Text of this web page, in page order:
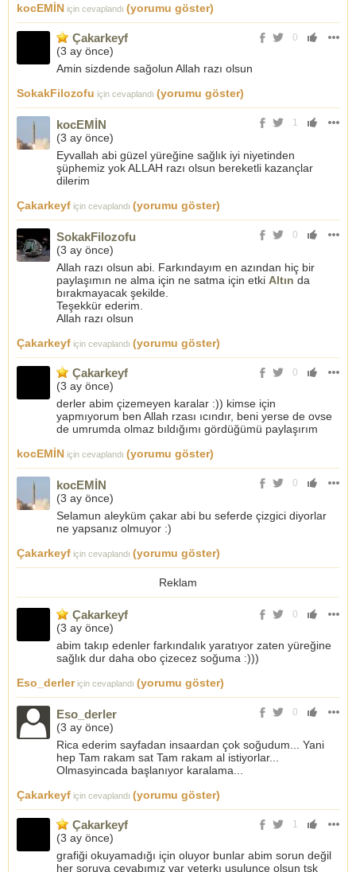
kocEMİN için cevaplandı (yorumu göster)
0
Çakarkeyf
(3 ay önce)
Amin sizdende sağolun Allah razı olsun
SokakFilozofu için cevaplandı (yorumu göster)
1
kocEMİN
(3 ay önce)
Eyvallah abi güzel yüreğine sağlık iyi niyetinden
şüphemiz yok ALLAH razı olsun bereketli kazançlar
dilerim
Çakarkeyf için cevaplandı (yorumu göster)
0
SokakFilozofu
(3 ay önce)
Allah razı olsun abi. Farkındayım en azından hiç bir
paylaşımın ne alma için ne satma için etki Altın da
bırakmayacak şekilde.
Teşekkür ederim.
Allah razı olsun
Çakarkeyf için cevaplandı (yorumu göster)
0
Çakarkeyf
(3 ay önce)
derler abim çizemeyen karalar :)) kimse için
yapmıyorum ben Allah rzası ıcındır, beni yerse de ovse
de umrumda olmaz bıldığımı gördüğümü paylaşırım
kocEMİN için cevaplandı (yorumu göster)
0
kocEMİN
(3 ay önce)
Selamun aleyküm çakar abi bu seferde çizgici diyorlar
ne yapsanız olmuyor :)
Çakarkeyf için cevaplandı (yorumu göster)
Reklam
0
Çakarkeyf
(3 ay önce)
abim takıp edenler farkındalık yaratıyor zaten yüreğine
sağlık dur daha obo çizecez soğuma :)))
Eso_derleriçin cevaplandı (yorumu göster)
0
Eso_derler
(3 ay önce)
Rica ederim sayfadan insaardan çok soğudum... Yani
hep Tam rakam sat Tam rakam al istiyorlar...
Olmasyincada başlanıyor karalama...
Çakarkeyf için cevaplandı (yorumu göster)
1
Çakarkeyf
(3 ay önce)
grafiği okuyamadığı için oluyor bunlar abim sorun değil
her soruya cevabımız var yeterkı usulunce olsun tşk